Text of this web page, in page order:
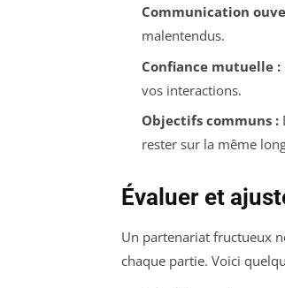
Communication
malentendus.
Confiance mutuelle :
vos interactions.
Objectifs communs :
rester sur la même
Évaluer et
Un partenariat fructueux
chaque partie. Voici